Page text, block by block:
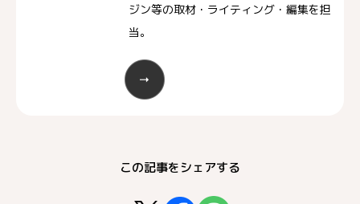
ジン等の取材・ライティング・編集を担
当。
この記事をシェアする